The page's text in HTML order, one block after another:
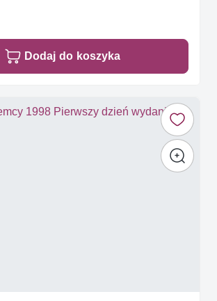
Dodaj do koszyka